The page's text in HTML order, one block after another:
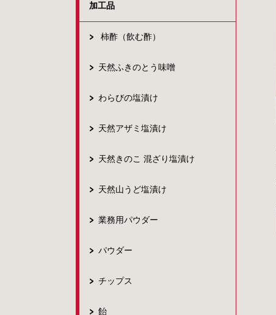
加工品
柿酢（飲む酢）
天然ふきのとう味噌
わらびの塩漬け
天然アザミ塩漬け
天然きのこ 混ざり塩漬け
天然山うど塩漬け
業務用パウダー
パウダー
チップス
飴